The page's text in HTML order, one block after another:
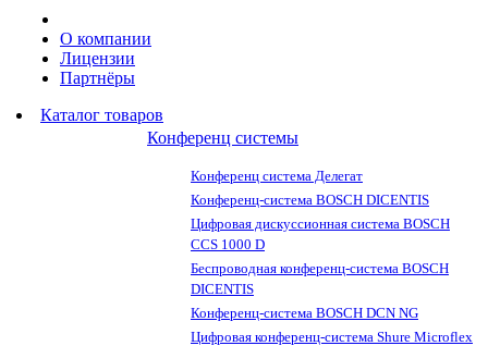
О компании
Лицензии
Партнёры
Каталог товаров
Конференц системы
Конференц система Делегат
Конференц-система BOSCH DICENTIS
Цифровая дискуссионная система BOSCH
CCS 1000 D
Беспроводная конференц-система BOSCH
DICENTIS
Конференц-система BOSCH DCN NG
Цифровая конференц-система Shure Microflex